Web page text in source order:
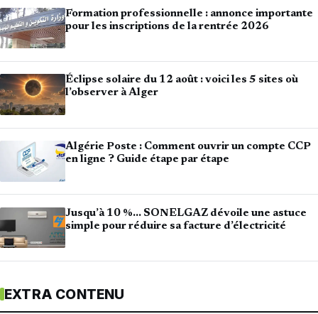
Formation professionnelle : annonce importante
pour les inscriptions de la rentrée 2026
Éclipse solaire du 12 août : voici les 5 sites où
l’observer à Alger
Algérie Poste : Comment ouvrir un compte CCP
en ligne ? Guide étape par étape
Jusqu’à 10 %… SONELGAZ dévoile une astuce
simple pour réduire sa facture d’électricité
EXTRA CONTENU